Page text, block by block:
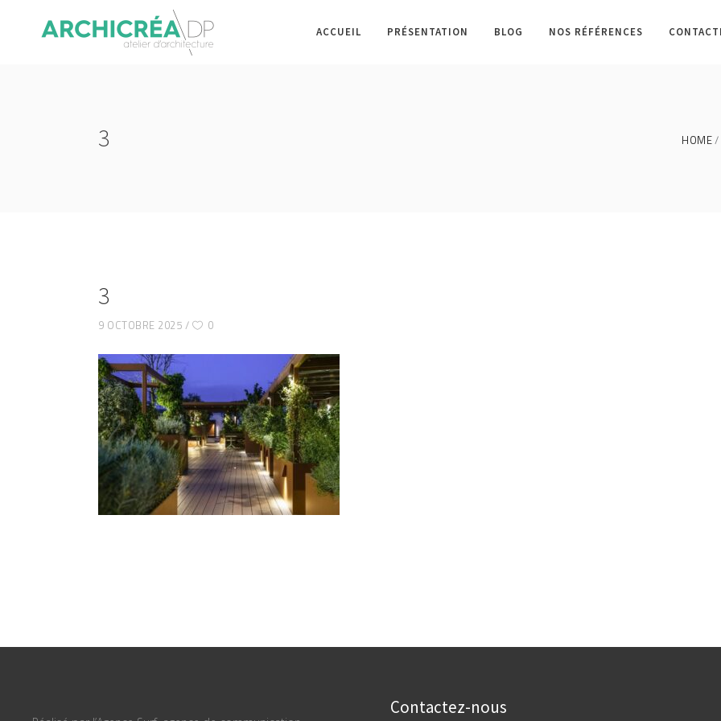
ACCUEIL PRÉSENTATION BLOG NOS RÉFÉRENCES
3 HOME
3
9 OCTOBRE 2025 0
Contactez-nous